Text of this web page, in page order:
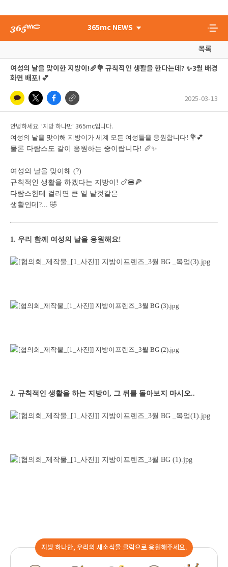
365mc NEWS
목록
여성의 날을 맞이한 지방이!🥖💐 규칙적인 생활을 한다는데? ✨3월 배경
화면 배포! 💕
2025-03-13
안녕하세요. ‘지방 하나만’ 365mc입니다.
여성의 날을 맞이해 지방이가 세계 모든 여성들을 응원합니다! 💐💕
물론 다람스도 같이 응원하는 중이랍니다! 🥖✨
여성의 날을 맞이해 (?)
규칙적인 생활을 하겠다는 지방이! 🍗🍔🍕
다람스한테 걸리면 큰 일 날것같은
생활인데?... 🤣
1. 우리 함께 여성의 날을 응원해요!
2. 규칙적인 생활을 하는 지방이, 그 뒤를 돌아보지 마시오..
지방 하나만, 우리의 새소식을 클릭으로 응원해주세요.